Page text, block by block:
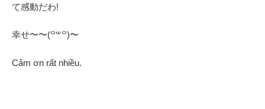
て感動だわ!
幸せ〜〜(꒪꒳꒪)〜
Cảm ơn rất nhiều.